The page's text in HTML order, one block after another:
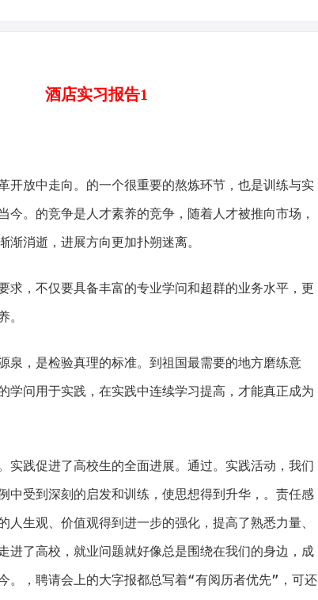
酒店实习报告1
放中走向。的一个很重要的熬炼环节，也是训练与实
今。的竞争是人才素养的竞争，随着人才被推向市场，
渐消逝，进展方向更加扑朔迷离。
，不仅要具备丰富的专业学问和超群的业务水平，更
。
，是检验真理的标准。到祖国最需要的地方磨练意
学问用于实践，在实践中连续学习提高，才能真正成为
践促进了高校生的全面进展。通过。实践活动，我们
中受到深刻的启发和训练，使思想得到升华，。责任感
人生观、价值观得到进一步的强化，提高了熟悉力量、
进了高校，就业问题就好像总是围绕在我们的身边，成
。，聘请会上的大字报都总写着“有阅历者优先”，可还